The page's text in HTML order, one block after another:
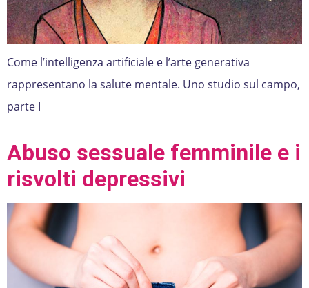
Come l’intelligenza artificiale e l’arte generativa
rappresentano la salute mentale. Uno studio sul campo,
parte I
Abuso sessuale femminile e i
risvolti depressivi